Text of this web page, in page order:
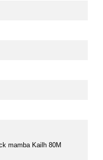
mamba Kailh 80M